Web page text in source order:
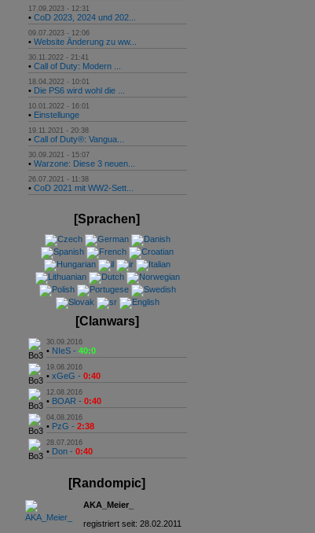
17.09.2023 - 12:31
• CoD 2023, 2024 und 202...
09.07.2023 - 12:06
• Website Änderung zu ww...
30.11.2022 - 21:41
• Call of Duty: Modern ...
18.04.2022 - 10:01
• Die PS6 wird wohl die ...
10.01.2022 - 16:01
• Einstellunge
19.11.2021 - 20:38
• Call of Duty®: Vangua...
30.09.2021 - 15:07
• Warzone: Diese 3 neuen...
26.07.2021 - 11:38
• CoD 2021 mit WW2-Sett...
[Sprachen]
[Clanwars]
30.09.2016
• NIeS - 40:0
19.08.2016
• xGeG - 0:40
12.08.2016
• BOAR - 0:40
04.08.2016
• PzG - 2:38
28.07.2016
• Don - 0:40
[Randompic]
AKA_Meier_
registriert seit: 28.02.2011